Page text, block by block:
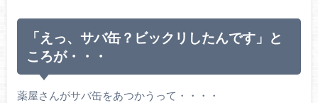
「えっ、サバ缶？ビックリしたんです」と
ころが・・・
薬屋さんがサバ缶をあつかうって・・・・